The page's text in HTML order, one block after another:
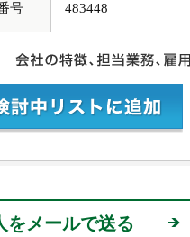
号 483448
をメールで送る